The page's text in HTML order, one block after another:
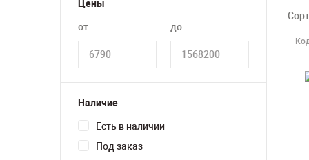
Цены
от до
Наличие
Есть в наличии
Под заказ